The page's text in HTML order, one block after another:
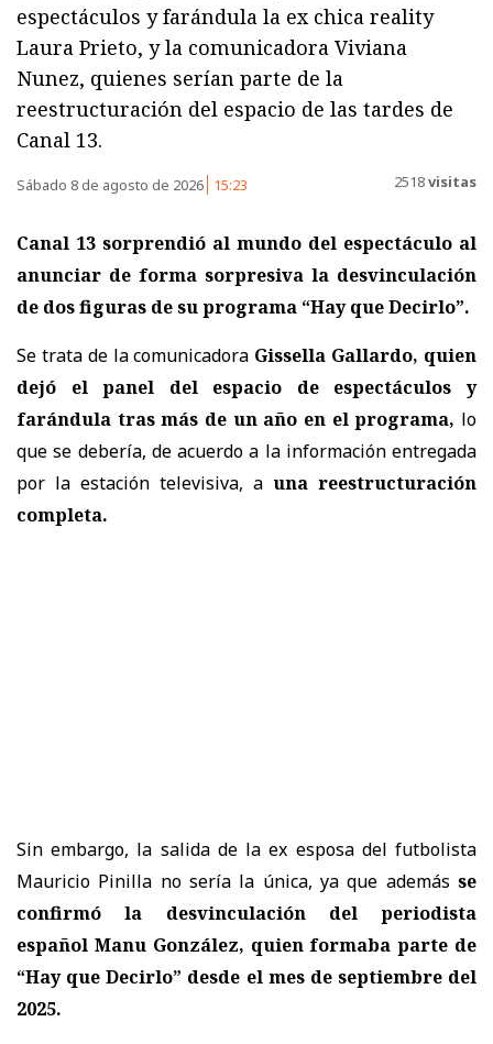
espectáculos y farándula la ex chica reality
Laura Prieto, y la comunicadora Viviana
Nunez, quienes serían parte de la
reestructuración del espacio de las tardes de
Canal 13.
Sábado 8 de agosto de 2026 15:23 2518visitas
Canal 13 sorprendió al mundo del espectáculo al
anunciar de forma sorpresiva la desvinculación
de dos figuras de su programa “Hay que Decirlo”.
Se trata de la comunicadora Gissella Gallardo, quien
dejó el panel del espacio de espectáculos y
farándula tras más de un año en el programa, lo
que se debería, de acuerdo a la información entregada
por la estación televisiva, a una reestructuración
completa.
Sin embargo, la salida de la ex esposa del futbolista
Mauricio Pinilla no sería la única, ya que además se
confirmó la desvinculación del periodista
español Manu González, quien formaba parte de
“Hay que Decirlo” desde el mes de septiembre del
2025.